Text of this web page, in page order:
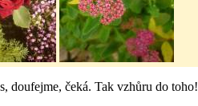
doufejme, čeká. Tak vzhůru do toho!